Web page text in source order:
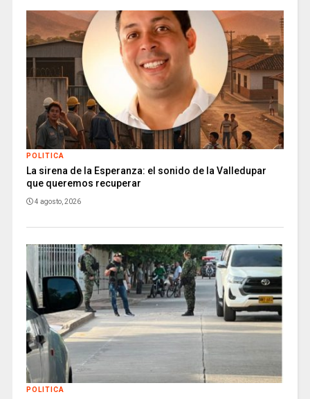
POLITICA
La sirena de la Esperanza: el sonido de la Valledupar
que queremos recuperar
4 agosto, 2026
POLITICA